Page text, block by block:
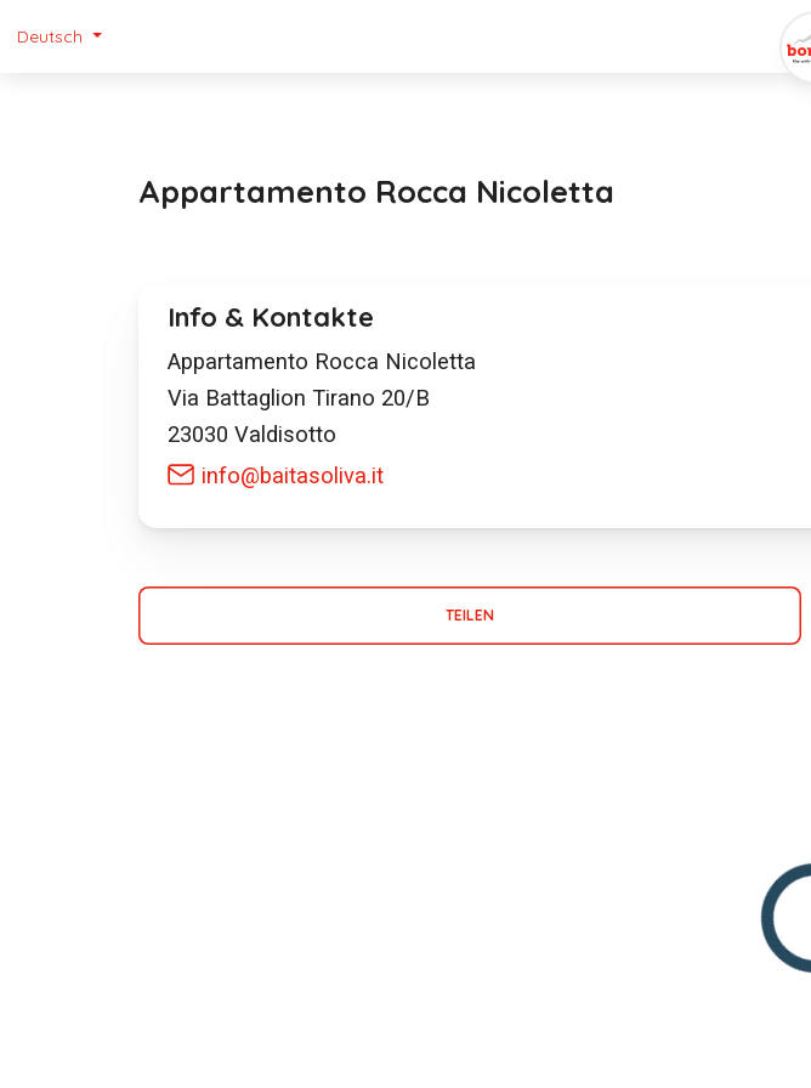
Deutsch
Appartamento Rocca Nicoletta
Info & Kontakte
Appartamento Rocca Nicoletta
Via Battaglion Tirano 20/B
23030 Valdisotto
info@baitasoliva.it
TEILEN